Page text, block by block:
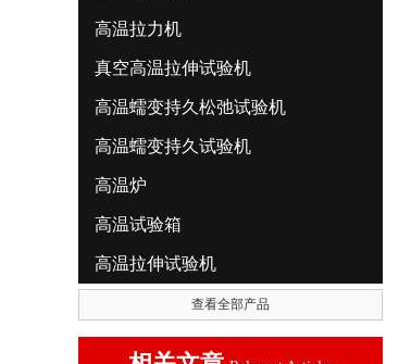
高温拉力机
真空高温拉伸试验机
高温蠕变持久松弛试验机
高温蠕变持久试验机
高温炉
高温试验箱
高温拉伸试验机
查看全部产品